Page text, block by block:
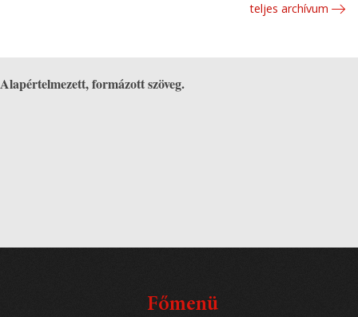
teljes archívum
Alapértelmezett, formázott szöveg.
Főmenü